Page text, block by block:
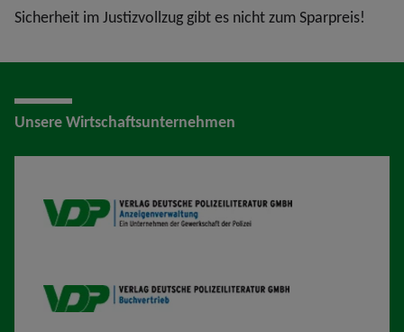
Sicherheit im Justizvollzug gibt es nicht zum Sparpreis!
Unsere Wirtschaftsunternehmen
VDP AV
VDP B